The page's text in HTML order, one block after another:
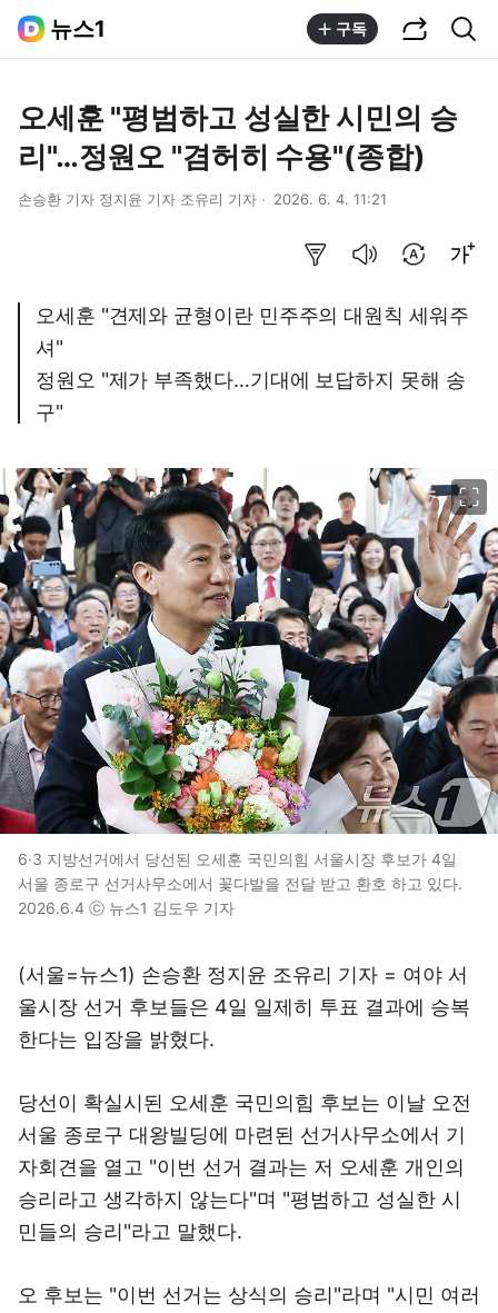
뉴스1 구독
오세훈 "평범하고 성실한 시민의 승
리"…정원오 "겸허히 수용"(종합)
손승환 기자 정지윤 기자 조유리 기자 2026. 6. 4. 11:21
오세훈 "견제와 균형이란 민주주의 대원칙 세워주
셔"
정원오 "제가 부족했다…기대에 보답하지 못해 송
구"
6·3 지방선거에서 당선된 오세훈 국민의힘 서울시장 후보가 4일
서울 종로구 선거사무소에서 꽃다발을 전달 받고 환호 하고 있다.
2026.6.4 ⓒ 뉴스1 김도우 기자
(서울=뉴스1) 손승환 정지윤 조유리 기자 = 여야 서
울시장 선거 후보들은 4일 일제히 투표 결과에 승복
한다는 입장을 밝혔다.
당선이 확실시된 오세훈 국민의힘 후보는 이날 오전
서울 종로구 대왕빌딩에 마련된 선거사무소에서 기
자회견을 열고 "이번 선거 결과는 저 오세훈 개인의
승리라고 생각하지 않는다"며 "평범하고 성실한 시
민들의 승리"라고 말했다.
오 후보는 "이번 선거는 상식의 승리"라며 "시민 여러